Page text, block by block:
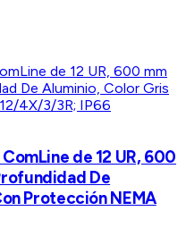
de 12 UR, 600
De
Protección NEMA